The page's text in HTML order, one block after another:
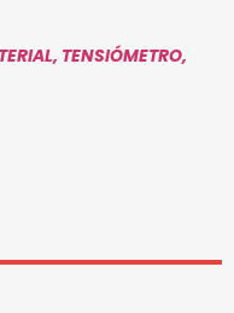
TENSIÓMETRO,